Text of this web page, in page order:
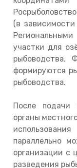
(в
участки для
рыбоводства.
формируются
рыбоводства.
После подачи
органы
параллельно
организации с
разведения